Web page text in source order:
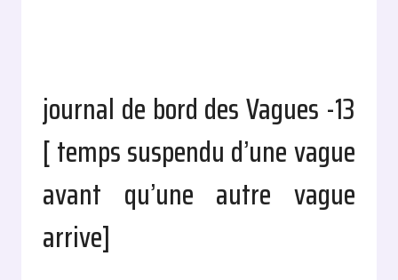
journal de bord des Vagues -13
[ temps suspendu d’une vague
avant qu’une autre vague
arrive]